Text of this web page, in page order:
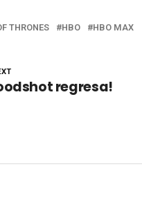
THRONES HBO
HBO MAX
regresa!